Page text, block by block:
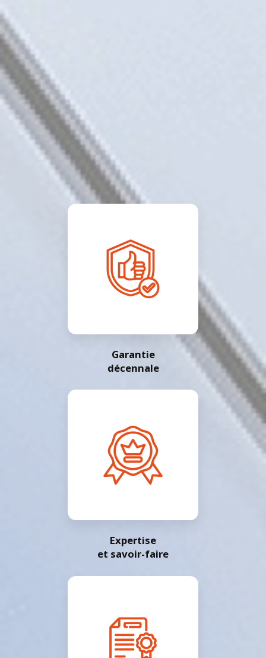
Garantie
décennale
Expertise
et savoir-faire